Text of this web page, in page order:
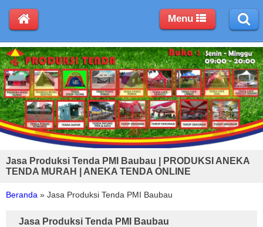
Jasa Produksi Tenda PMI Baubau | PRODUKSI ANEKA
TENDA MURAH | ANEKA TENDA ONLINE
Beranda » Jasa Produksi Tenda PMI Baubau
Jasa Produksi Tenda PMI Baubau
Menu